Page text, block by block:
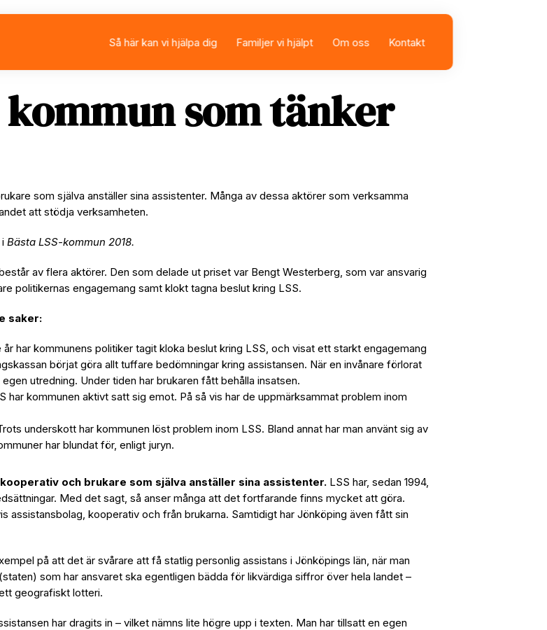
Så här kan vi hjälpa dig
Familjer vi hjälpt Om oss Kontakt
som tänker
som själva anställer sina assistenter. Många av dessa aktörer som verksamma
att stödja verksamheten.
Bästa LSS-kommun 2018.
av flera aktörer. Den som delade ut priset var Bengt Westerberg, som var ansvarig
politikernas engagemang samt klokt tagna beslut kring LSS.
saker:
år har kommunens politiker tagit kloka beslut kring LSS, och visat ett starkt engagemang
börjat göra allt tuffare bedömningar kring assistansen. När en invånare förlorat
utredning. Under tiden har brukaren fått behålla insatsen.
har kommunen aktivt satt sig emot. På så vis har de uppmärksammat problem inom
underskott har kommunen löst problem inom LSS. Bland annat har man använt sig av
har blundat för, enligt juryn.
och brukare som själva anställer sina assistenter. LSS har, sedan 1994,
Med det sagt, så anser många att det fortfarande finns mycket att göra.
assistansbolag, kooperativ och från brukarna. Samtidigt har Jönköping även fått sin
på att det är svårare att få statlig personlig assistans i Jönköpings län, när man
som har ansvaret ska egentligen bädda för likvärdiga siffror över hela landet –
geografiskt lotteri.
har dragits in – vilket nämns lite högre upp i texten. Man har tillsatt en egen